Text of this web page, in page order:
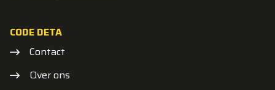
CODE DETA
Contact
Over ons